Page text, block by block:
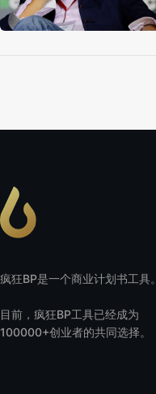
疯狂BP是一个商业计划书工具。
目前，疯狂BP工具已经成为
100000+创业者的共同选择。